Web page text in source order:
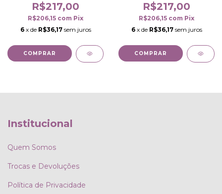
R$217,00
R$206,15 com Pix
6 x de R$36,17 sem juros
COMPRAR
R$217,00
R$206,15 com Pix
6 x de R$36,17 sem juros
COMPRAR
Institucional
Quem Somos
Trocas e Devoluções
Política de Privacidade